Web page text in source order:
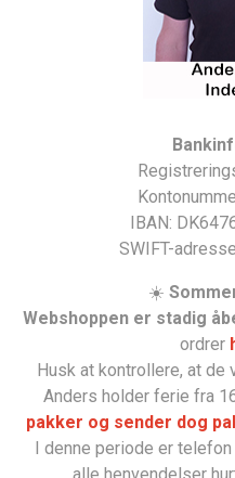
B
IBAN:
SWIFT-
☀️
Webshoppen er stadig
ordrer
Husk at kontrollere, at de
Anders holder ferie fra
pakker og sender dog
I denne periode er